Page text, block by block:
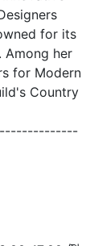
for its
Among her
for Modern
Country